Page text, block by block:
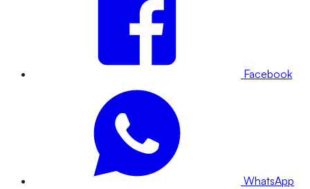
Facebook
WhatsApp